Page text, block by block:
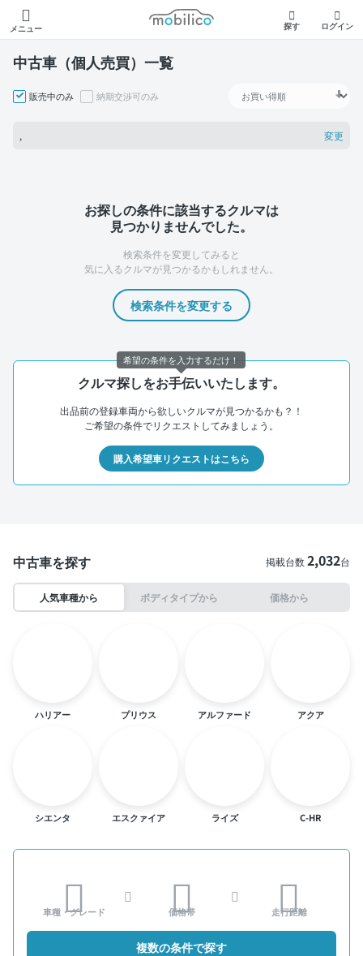
メニュー
モビリコ
探す ログイン
中古車（個人売買）一覧
販売中のみ 納期交渉可のみ
, 変更
お探しの条件に該当するクルマは
見つかりませんでした。
検索条件を変更してみると
気に入るクルマが見つかるかもしれません。
検索条件を変更する
クルマ探しをお手伝いいたします。
出品前の登録車両から欲しいクルマが見つかるかも？！
ご希望の条件でリクエストしてみましょう。
購入希望車リクエストはこちら
中古車を探す 掲載台数2,032台
人気車種から ボディタイプから 価格から
ハリアー プリウス アルファード アクア
シエンタ エスクァイア ライズ C-HR
車種・グレード 価格帯 走行距離
複数の条件で探す
希望の条件を入力するだけ！